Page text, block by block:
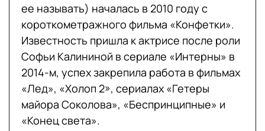
ее называть) началась в 2010 году с
короткометражного фильма «Конфетки».
Известность пришла к актрисе после роли
Софьи Калининой в сериале «Интерны» в
2014-м, успех закрепила работа в фильмах
«Лед», «Холоп 2», сериалах «Гетеры
майора Соколова», «Беспринципные» и
«Конец света».